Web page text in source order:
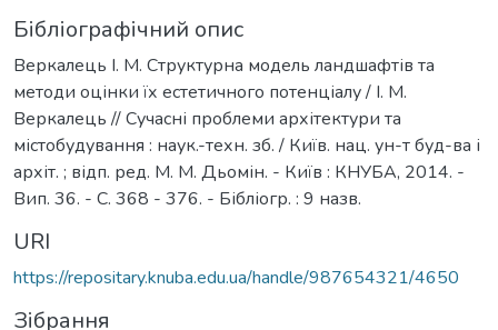
Бібліографічний опис
Веркалець І. М. Структурна модель ландшафтів та
методи оцінки їх естетичного потенціалу / І. М.
Веркалець // Сучасні проблеми архітектури та
містобудування : наук.-техн. зб. / Київ. нац. ун-т буд-ва і
архіт. ; відп. ред. М. М. Дьомін. - Київ : КНУБА, 2014. -
Вип. 36. - С. 368 - 376. - Бібліогр. : 9 назв.
URI
https://repositary.knuba.edu.ua/handle/987654321/4650
Зібрання